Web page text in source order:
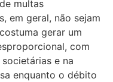
multas
em geral, não sejam
gerar um
com
e na
enquanto o débito